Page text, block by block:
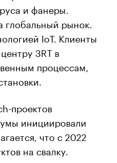
и фанеры.
глобальный рынок.
IoT. Клиенты
3RT в
процессам,
проектов
инициировали
что с 2022
на свалку.